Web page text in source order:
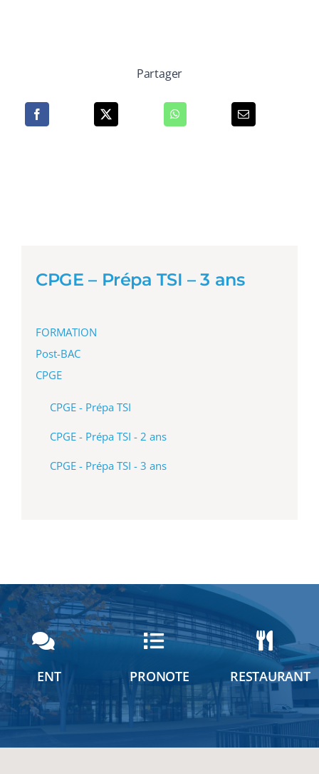
Partager
CPGE – Prépa TSI – 3 ans
FORMATION
Post-BAC
CPGE
CPGE - Prépa TSI
CPGE - Prépa TSI - 2 ans
CPGE - Prépa TSI - 3 ans
ENT PRONOTE RESTAURANT